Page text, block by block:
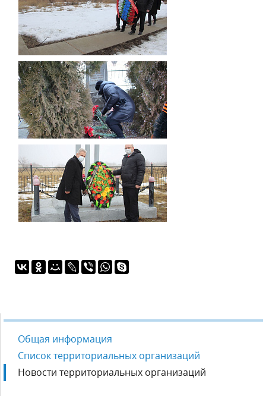
Общая информация
Список территориальных организаций
Новости территориальных организаций